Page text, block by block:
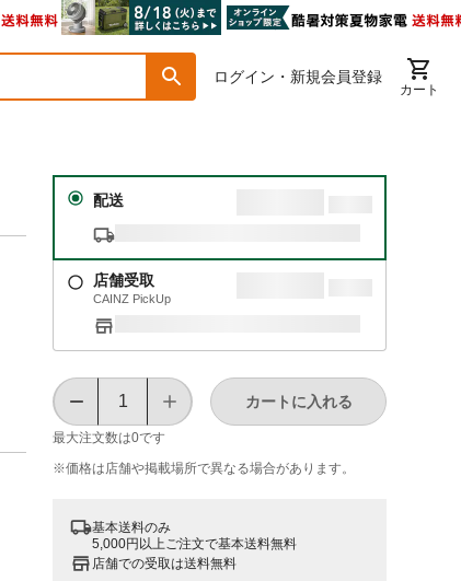
ログイン・新規会員登録
カート
配送
店舗受取
CAINZ PickUp
最大注文数は0です
カートに入れる
※価格は​店舗や​掲載場所で​異なる​場合が​あります。
基本送料のみ
5,000円以上ご注文で基本送料無料
店舗での受取は送料無料